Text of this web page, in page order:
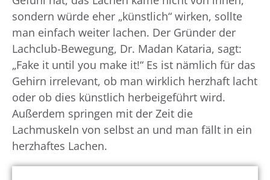
sondern würde eher „künstlich“ wirken, sollte
man einfach weiter lachen. Der Gründer der
Lachclub-Bewegung, Dr. Madan Kataria, sagt:
„Fake it until you make it!“ Es ist nämlich für das
Gehirn irrelevant, ob man wirklich herzhaft lacht
oder ob dies künstlich herbeigeführt wird.
Außerdem springen mit der Zeit die
Lachmuskeln von selbst an und man fällt in ein
herzhaftes Lachen.